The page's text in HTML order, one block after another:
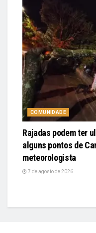
COMUNIDADE
Rajadas podem ter
alguns pontos de
meteorologista
7 de agosto de 2026